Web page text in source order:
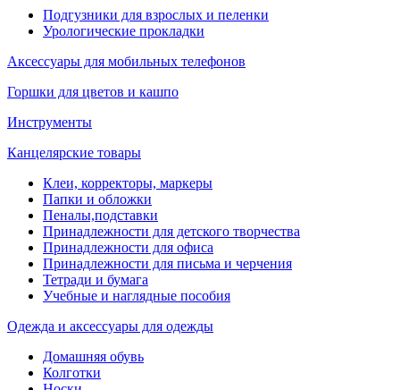
Подгузники для взрослых и пеленки
Урологические прокладки
Аксессуары для мобильных телефонов
Горшки для цветов и кашпо
Инструменты
Канцелярские товары
Клеи, корректоры, маркеры
Папки и обложки
Пеналы,подставки
Принадлежности для детского творчества
Принадлежности для офиса
Принадлежности для письма и черчения
Тетради и бумага
Учебные и наглядные пособия
Одежда и аксессуары для одежды
Домашняя обувь
Колготки